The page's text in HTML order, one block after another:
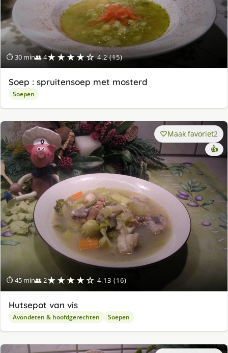
⏱ 30 min👥 4★★★★☆ 4.2 (15)
Soep : spruitensoep met mosterd
Soepen
⏱ 45 min👥 2★★★★☆ 4.13 (16)
Maak favoriet2
👍
Hutsepot van vis
Avondeten & hoofdgerechten Soepen